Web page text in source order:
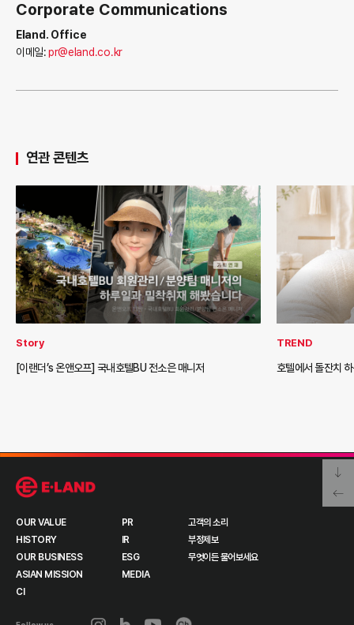
Corporate Communications
Eland. Office
이메일:pr@eland.co.kr
연관 콘텐츠
Story
[이랜더’s 온앤오프] 국내호텔BU 전소은 매니저
TREND
호텔에서 돌잔치
OUR VALUE
HISTORY
OUR BUSINESS
ASIAN MISSION
CI
PR
IR
ESG
MEDIA
고객의 소리
부정제보
무엇이든 물어보세요